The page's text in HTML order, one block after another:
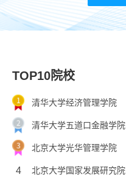
TOP10院校
清华大学经济管理学院
清华大学五道口金融学院
北京大学光华管理学院
4 北京大学国家发展研究院